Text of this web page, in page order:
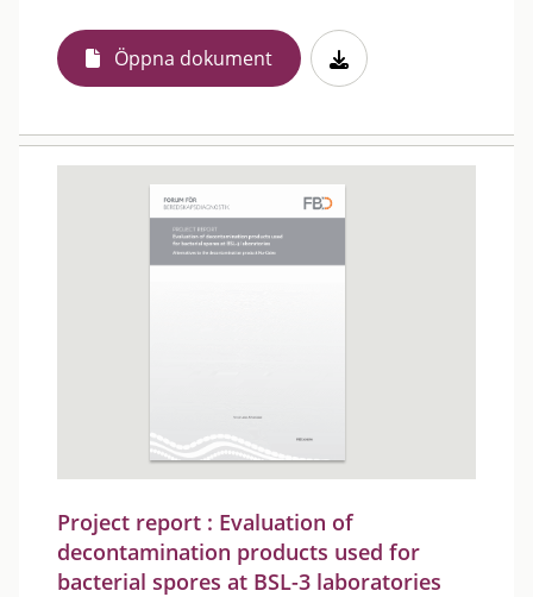
Öppna dokument
Project report : Evaluation of
decontamination products used for
bacterial spores at BSL-3 laboratories